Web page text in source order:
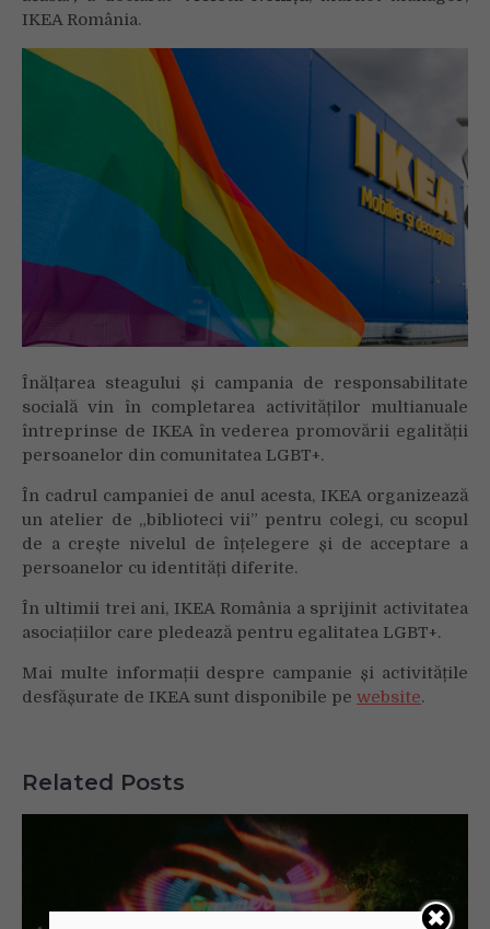
IKEA România.
Înălțarea steagului și campania de responsabilitate
socială vin în completarea activităților multianuale
întreprinse de IKEA în vederea promovării egalității
persoanelor din comunitatea LGBT+.
În cadrul campaniei de anul acesta, IKEA organizează
un atelier de „biblioteci vii” pentru colegi, cu scopul
de a crește nivelul de înțelegere și de acceptare a
persoanelor cu identități diferite.
În ultimii trei ani, IKEA România a sprijinit activitatea
asociațiilor care pledează pentru egalitatea LGBT+.
Mai multe informații despre campanie și activitățile
desfășurate de IKEA sunt disponibile pe website.
Related Posts